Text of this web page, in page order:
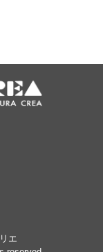
リエ